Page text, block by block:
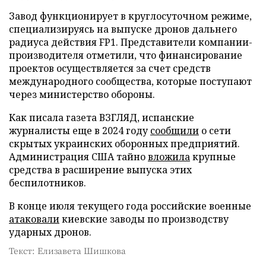
Завод функционирует в круглосуточном режиме,
специализируясь на выпуске дронов дальнего
радиуса действия FP1. Представители компании-
производителя отметили, что финансирование
проектов осуществляется за счет средств
международного сообщества, которые поступают
через министерство обороны.
Как писала газета ВЗГЛЯД, испанские
журналисты еще в 2024 годусообщили о сети
скрытых украинских оборонных предприятий.
Администрация США тайновложилакрупные
средства в расширение выпуска этих
беспилотников.
В конце июля текущего года российские военные
атаковаликиевские заводы по производству
ударных дронов.
Текст: Елизавета Шишкова